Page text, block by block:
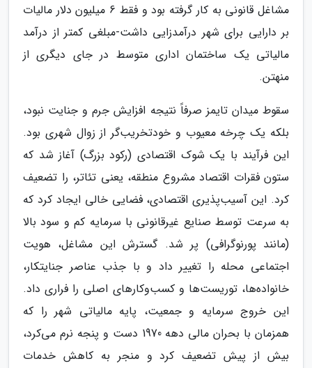
مشاغل قانونی به کار گرفته بود و فقط 6 میلیون دلار مالیات
بر دارایی برای شهر درآمدزایی داشت-مبلغی کمتر از درآمد
مالیاتی یک ساختمان اداری متوسط در جای دیگری از
منهتن.
سقوط میدان تایمز صرفاً نتیجه افزایش جرم و جنایت نبود،
بلکه یک چرخه معیوب و خودتخریب‌گر از زوال شهری بود.
این فرآیند با یک شوک اقتصادی (رکود بزرگ) آغاز شد که
ستون فقرات اقتصاد مشروع منطقه، یعنی تئاتر، را تضعیف
کرد. این آسیب‌پذیری اقتصادی، فضایی خالی ایجاد کرد که
به سرعت توسط صنایع غیرقانونی با سرمایه کم و سود بالا
(مانند پورنوگرافی) پر شد. گسترش این مشاغل، هویت
اجتماعی محله را تغییر داد و با جذب عناصر جنایتکار،
خانواده‌ها، توریست‌ها و کسب‌وکارهای اصلی را فراری داد.
این خروج سرمایه و جمعیت، پایه مالیاتی شهر را که
همزمان با بحران مالی دهه 1970 دست و پنجه نرم می‌کرد،
بیش از پیش تضعیف کرد و منجر به کاهش خدمات